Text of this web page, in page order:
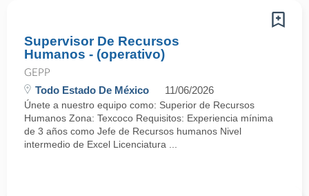
Supervisor De Recursos
Humanos - (operativo)
GEPP
Todo Estado De México 11/06/2026
Únete a nuestro equipo como: Superior de Recursos
Humanos Zona: Texcoco Requisitos: Experiencia mínima
de 3 años como Jefe de Recursos humanos Nivel
intermedio de Excel Licenciatura ...